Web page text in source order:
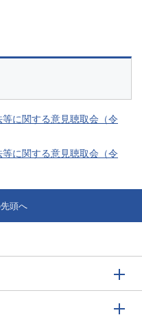
に関する意見聴取会（令
に関する意見聴取会（令
頭へ